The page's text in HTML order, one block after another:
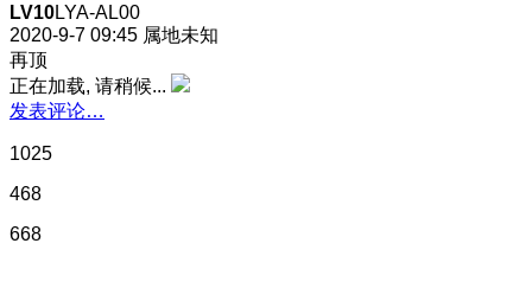
LV10LYA-AL00
2020-9-7 09:45 属地未知
再顶
正在加载, 请稍候...
发表评论…
1025
468
668